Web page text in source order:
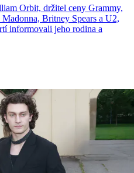
Orbit, držitel ceny Grammy,
Britney Spears a U2,
informovali jeho rodina a